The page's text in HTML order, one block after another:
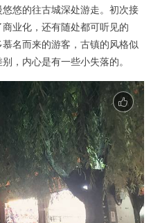
悠的往古城深处游走。初次接
业化，还有随处都可听见的
慕名而来的游客，古镇的风格似
，内心是有一些小失落的。